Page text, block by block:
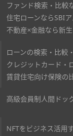
ファンド検索・比較
住宅ローンならSBI
不動産×金融なら新
ローンの検索・比較
クレジットカード・
賃貸住宅向け保険の
高級会員制人間ドッ
NFTをビジネス活用